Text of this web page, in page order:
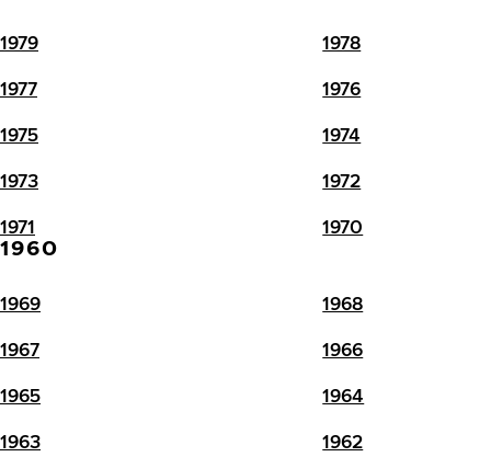
1979 1978
1977 1976
1975 1974
1973 1972
1971 1970
1960
1969 1968
1967 1966
1965 1964
1963 1962